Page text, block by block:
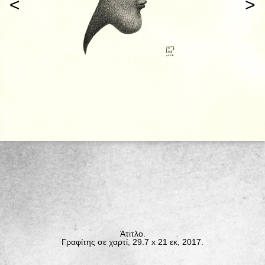
Άτιτλο.
Γραφίτης σε χαρτί, 29.7 x 21 εκ, 2017.
< >